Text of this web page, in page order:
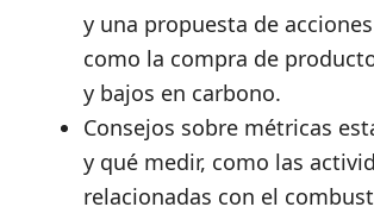
y una propuesta de
como la compra de
y bajos en carbono.
Consejos sobre métricas
y qué medir, como las
relacionadas con el